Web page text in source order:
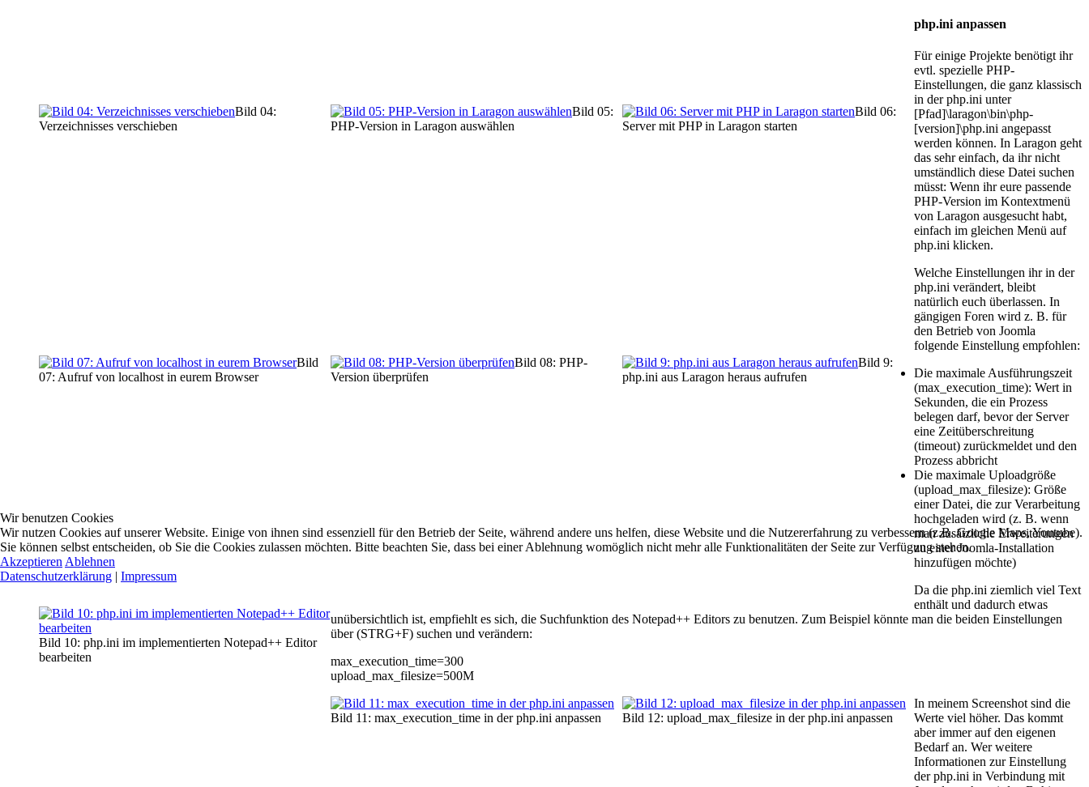
Bild 04:
Verzeichnisses verschieben
Bild 05:
PHP-Version in Laragon auswählen
Bild 06:
Server mit PHP in Laragon starten
Bild
07: Aufruf von localhost in eurem Browser
Bild 08: PHP-
Version überprüfen
php.ini anpassen
Für einige Projekte benötigt ihr
evtl. spezielle PHP-
Einstellungen, die ganz klassisch
in der php.ini unter
[Pfad]\laragon\bin\php-
[version]\php.ini angepasst
werden können. In Laragon geht
das sehr einfach, da ihr nicht
umständlich diese Datei suchen
müsst: Wenn ihr eure passende
PHP-Version im Kontextmenü
von Laragon ausgesucht habt,
einfach im gleichen Menü auf
php.ini klicken.
Bild 9:
php.ini aus Laragon heraus aufrufen
Bild 10: php.ini im implementierten Notepad++ Editor
bearbeiten
Welche Einstellungen ihr in der
php.ini verändert, bleibt
natürlich euch überlassen. In
gängigen Foren wird z. B. für
den Betrieb von Joomla
folgende Einstellung empfohlen:
Die maximale Ausführungszeit
(max_execution_time): Wert in
Sekunden, die ein Prozess
belegen darf, bevor der Server
eine Zeitüberschreitung
(timeout) zurückmeldet und den
Prozess abbricht
Die maximale Uploadgröße
(upload_max_filesize): Größe
einer Datei, die zur Verarbeitung
hochgeladen wird (z. B. wenn
man zusätzliche Erweiterungen
zu einer Joomla-Installation
hinzufügen möchte)
Da die php.ini ziemlich viel Text
enthält und dadurch etwas
unübersichtlich ist, empfiehlt es sich, die Suchfunktion des Notepad++ Editors zu benutzen. Zum Beispiel könnte man die beiden Einstellungen
über (STRG+F) suchen und verändern:
max_execution_time=300
upload_max_filesize=500M
Bild 11: max_execution_time in der php.ini anpassen Bild 12: upload_max_filesize in der php.ini anpassen
In meinem Screenshot sind die
Werte viel höher. Das kommt
aber immer auf den eigenen
Bedarf an. Wer weitere
Informationen zur Einstellung
der php.ini in Verbindung mit
Wir benutzen Cookies
Wir nutzen Cookies auf unserer Website. Einige von ihnen sind essenziell für den Betrieb der Seite, während andere uns helfen, diese Website und die Nutzererfahrung zu verbessern (z.B. Google Maps, Youtube).
Sie können selbst entscheiden, ob Sie die Cookies zulassen möchten. Bitte beachten Sie, dass bei einer Ablehnung womöglich nicht mehr alle Funktionalitäten der Seite zur Verfügung stehen.
Akzeptieren Ablehnen
Datenschutzerklärung | Impressum